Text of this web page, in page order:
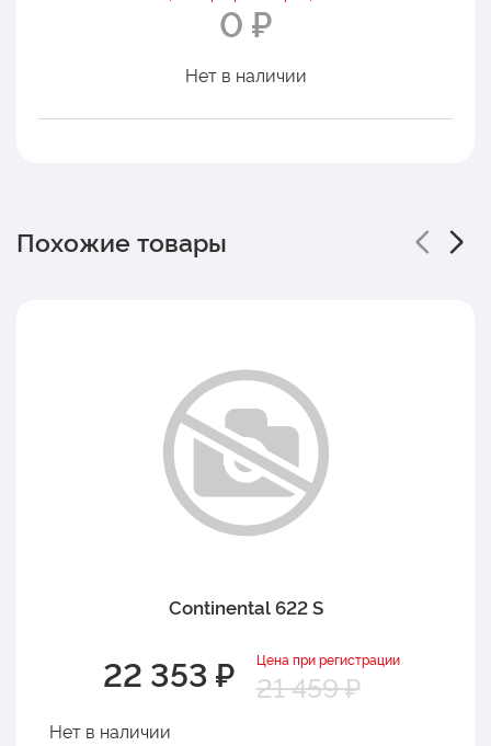
0 ₽
Нет в наличии
Похожие товары
Continental 622 S
22 353 ₽ Цена при регистрации
21 459 ₽
Нет в наличии